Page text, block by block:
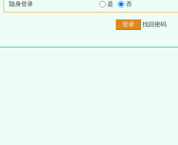
隐身登录 是 否
找回密码